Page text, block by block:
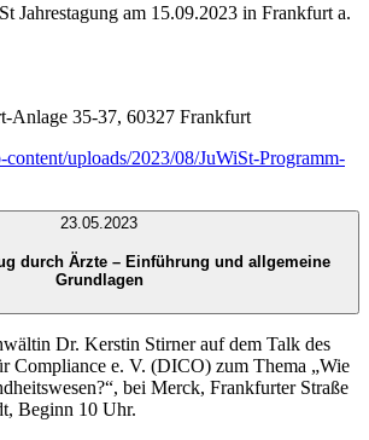
Jahrestagung am 15.09.2023 in Frankfurt a.
Anlage 35-37, 60327 Frankfurt
uploads/2023/08/JuWiSt-Programm-
23.05.2023
durch Ärzte – Einführung und allgemeine
Grundlagen
Dr. Kerstin Stirner auf dem Talk des
Compliance e. V. (DICO) zum Thema „Wie
bei Merck, Frankfurter Straße
Beginn 10 Uhr.